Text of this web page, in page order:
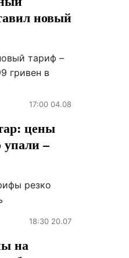
новый
тариф –
гривен в
17:00 04.08
цены
–
резко
18:30 20.07
на